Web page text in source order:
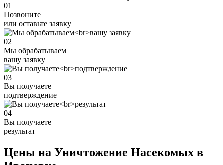
01
Позвоните
или оставьте заявку
02
Мы обрабатываем
вашу заявку
03
Вы получаете
подтверждение
04
Вы получаете
результат
Цены на Уничтожение Насекомых в